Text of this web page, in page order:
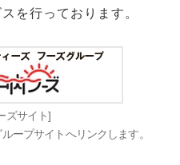
を行っております。
ズサイト]
ープサイトへリンクします。